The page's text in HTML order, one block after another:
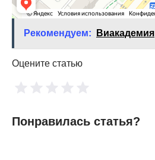
Рекомендуем: Виакадемия
Оцените статью
Понравилась статья?